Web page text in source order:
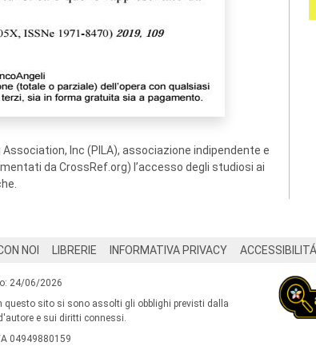
Inc (PILA), associazione indipendente e
da CrossRef.org) l’accesso degli studiosi ai
NOI LIBRERIE INFORMATIVA PRIVACY ACCESSIBILITÁ
24/06/2026
questo sito si sono assolti gli obblighi previsti dalla
e sui diritti connessi.
04949880159